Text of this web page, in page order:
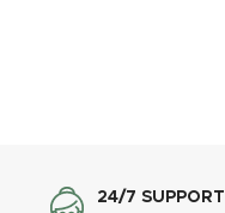
24/7 SUPPORT